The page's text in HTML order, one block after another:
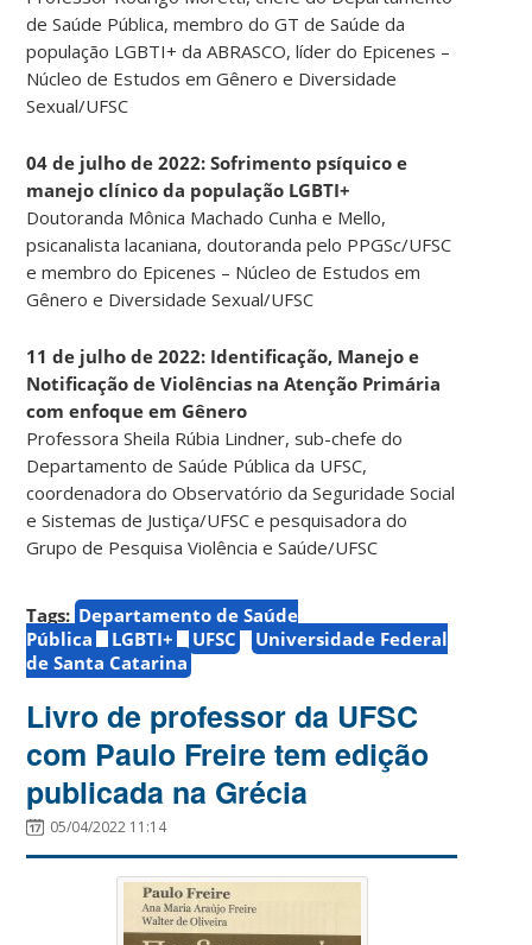
de Saúde Pública, membro do GT de Saúde da
população LGBTI+ da ABRASCO, líder do Epicenes –
Núcleo de Estudos em Gênero e Diversidade
Sexual/UFSC
04 de julho de 2022: Sofrimento psíquico e
manejo clínico da população LGBTI+
Doutoranda Mônica Machado Cunha e Mello,
psicanalista lacaniana, doutoranda pelo PPGSc/UFSC
e membro do Epicenes – Núcleo de Estudos em
Gênero e Diversidade Sexual/UFSC
11 de julho de 2022: Identificação, Manejo e
Notificação de Violências na Atenção Primária
com enfoque em Gênero
Professora Sheila Rúbia Lindner, sub-chefe do
Departamento de Saúde Pública da UFSC,
coordenadora do Observatório da Seguridade Social
e Sistemas de Justiça/UFSC e pesquisadora do
Grupo de Pesquisa Violência e Saúde/UFSC
Tags: Departamento de Saúde
Pública
LGBTI+ UFSC
Universidade Federal
de Santa Catarina
Livro de professor da UFSC
com Paulo Freire tem edição
publicada na Grécia
05/04/2022 11:14